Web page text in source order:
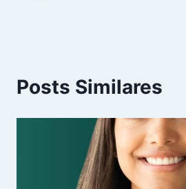
Posts Similares